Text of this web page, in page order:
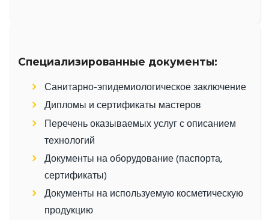
Специализированные документы:
Санитарно-эпидемиологическое заключение
Дипломы и сертификаты мастеров
Перечень оказываемых услуг с описанием
технологий
Документы на оборудование (паспорта,
сертификаты)
Документы на используемую косметическую
продукцию